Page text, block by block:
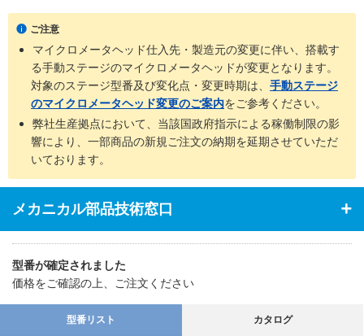
BSL（ロングストローク仕様）は40×80/60×120のサイズをご用意
・低価格 ： 独自の生産方式により、コストダウンを実現
【豊富な送りオプション】
・より微細な位置決めをしたい ： 粗微動マイクロメータ
（最小読取0.5μm）、デジマチックマイクロメータ（最小表示
1μm）
・送りピッチを変更・コストダウンしたい： 送りねじ_つまみ（P＝
0.25/0.5/1.0から選択可能）
（P＝0.25/0.5から選択可能）
【豊富なクランプオプション】
・クランプ時のズレを軽減したい ： ディスククランプ
・保持力を向上させたい ： 対向クランプ
・操作・固定を一方向から行いたい ： 操作側クランプ
ご注意
マイクロメータヘッド仕入先・製造元の変更に伴い、搭載す
る手動ステージのマイクロメータヘッドが変更となります。
対象のステージ型番及び変化点・変更時期は、 手動ステージ
のマイクロメータヘッド変更のご案内をご参考ください。
弊社生産拠点において、当該国政府指示による稼働制限の影
響により、一部商品の新規ご注文の納期を延期させていただ
いております。
メカニカル部品技術窓口
型番が確定されました
価格をご確認の上、ご注文ください
型番リスト カタログ